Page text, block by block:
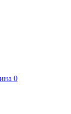
0